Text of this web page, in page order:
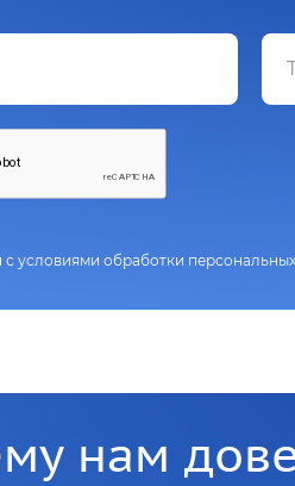
с условиями обработки
нам